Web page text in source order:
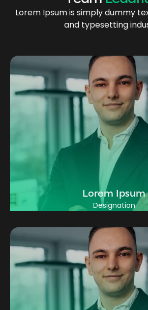
Lorem Ipsum is simply dummy
and typesetting
Lorem Ipsum
Designation